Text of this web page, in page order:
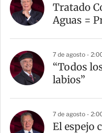
Tratado
Aguas =
7 de agosto -
“Todos
labios”
7 de agosto -
El espejo